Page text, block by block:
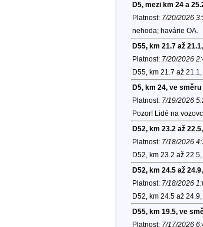
D5, mezi km 24 a
Platnost: 7/20/2026
nehoda; havárie OA.
D55, km 21.7 až
Platnost: 7/20/2026
D55, km 21.7 až
D5, km 24, ve směru
Platnost: 7/19/2026
Pozor! Lidé na
D52, km 23.2 až
Platnost: 7/18/2026
D52, km 23.2 až
D52, km 24.5 až
Platnost: 7/18/2026
D52, km 24.5 až
D55, km 19.5, ve
Platnost: 7/17/2026